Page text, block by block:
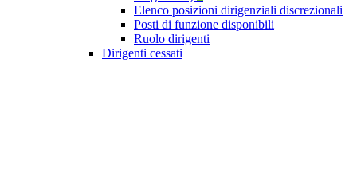
Elenco posizioni dirigenziali discrezionali
Posti di funzione disponibili
Ruolo dirigenti
Dirigenti cessati